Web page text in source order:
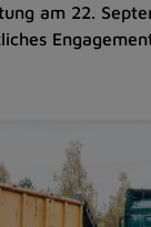
am 22.